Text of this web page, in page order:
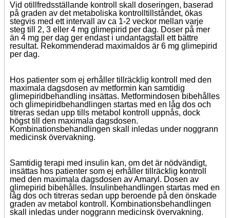
Vid otillfredsställande kontroll skall doseringen, baserad
på graden av det metaboliska kontrolltillståndet, ökas
stegvis med ett intervall av ca 1-2 veckor mellan varje
steg till 2, 3 eller 4 mg glimepirid per dag. Doser på mer
än 4 mg per dag ger endast i undantagsfall ett bättre
resultat. Rekommenderad maximaldos är 6 mg glimepirid
per dag.
Hos patienter som ej erhåller tillräcklig kontroll med den
maximala dagsdosen av metformin kan samtidig
glimepiridbehandling insättas. Metformindosen bibehålles
och glimepiridbehandlingen startas med en låg dos och
titreras sedan upp tills metabol kontroll uppnås, dock
högst till den maximala dagsdosen.
Kombinationsbehandlingen skall inledas under noggrann
medicinsk övervakning.
Samtidig terapi med insulin kan, om det är nödvändigt,
insättas hos patienter som ej erhåller tillräcklig kontroll
med den maximala dagsdosen av Amaryl. Dosen av
glimepirid bibehålles. Insulinbehandlingen startas med en
låg dos och titreras sedan upp beroende på den önskade
graden av metabol kontroll. Kombinationsbehandlingen
skall inledas under noggrann medicinsk övervakning.